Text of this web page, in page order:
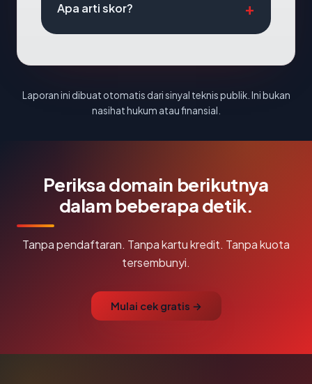
Apa arti skor?
Laporan ini dibuat otomatis dari sinyal teknis publik. Ini bukan
nasihat hukum atau finansial.
Periksa domain berikutnya
dalam beberapa detik.
Tanpa pendaftaran. Tanpa kartu kredit. Tanpa kuota
tersembunyi.
Mulai cek gratis →